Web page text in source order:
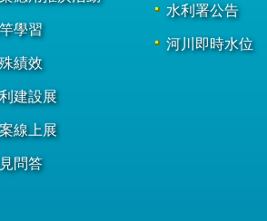
學習
績效
建設展
線上展
問答
水利署公告
河川即時水位